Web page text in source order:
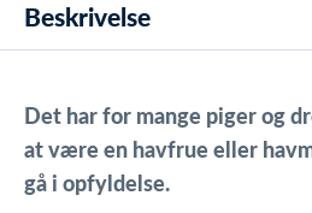
Beskrivelse
Det har for mange piger og
at være en havfrue eller
gå i opfyldelse.